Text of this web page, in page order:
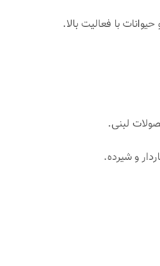
با فعالیت بالا.
لبنی.
و شیرده.